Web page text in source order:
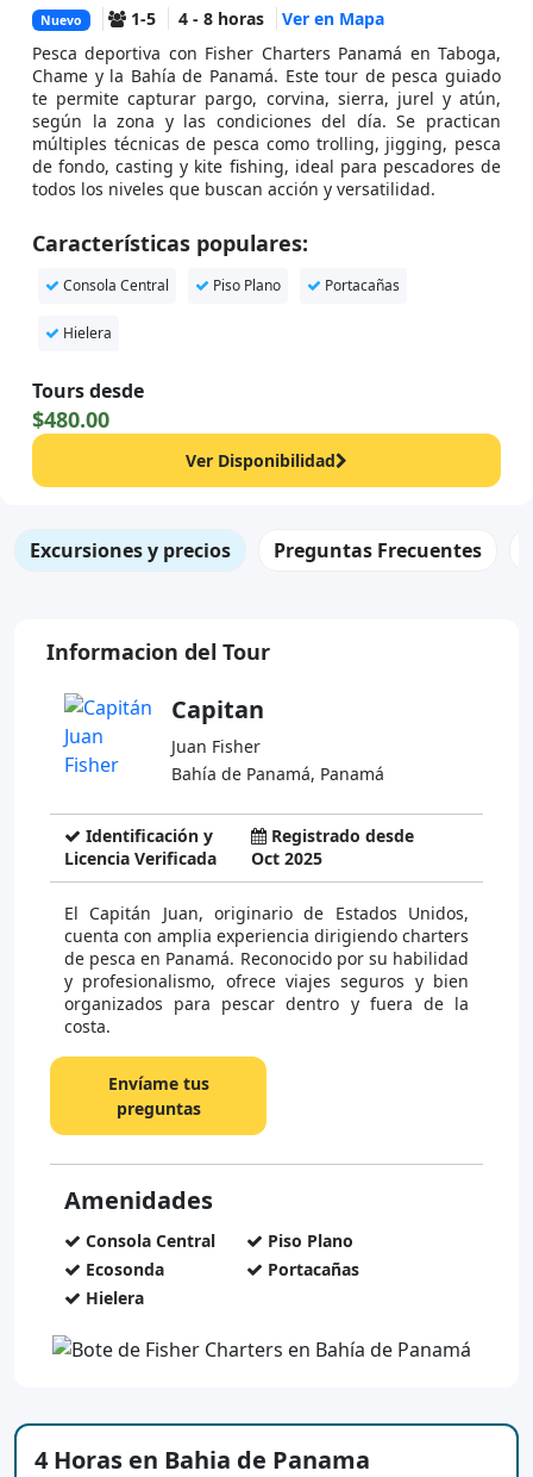
Nuevo 1-5 4 - 8 horas
Ver en Mapa
Pesca deportiva con Fisher Charters Panamá en Taboga,
Chame y la Bahía de Panamá. Este tour de pesca guiado
te permite capturar pargo, corvina, sierra, jurel y atún,
según la zona y las condiciones del día. Se practican
múltiples técnicas de pesca como trolling, jigging, pesca
de fondo, casting y kite fishing, ideal para pescadores de
todos los niveles que buscan acción y versatilidad.
Características populares:
Consola Central Piso Plano Portacañas
Hielera
Tours desde
$480.00
Ver Disponibilidad
Excursiones y precios Preguntas Frecuentes
Informacion del Tour
Capitan
Juan Fisher
Bahía de Panamá, Panamá
Identificación y
Licencia Verificada
Registrado desde
Oct 2025
El Capitán Juan, originario de Estados Unidos,
cuenta con amplia experiencia dirigiendo charters
de pesca en Panamá. Reconocido por su habilidad
y profesionalismo, ofrece viajes seguros y bien
organizados para pescar dentro y fuera de la
costa.
Envíame tus
preguntas
Amenidades
Consola Central
Piso Plano
Ecosonda
Portacañas
Hielera
4 Horas en Bahia de Panama